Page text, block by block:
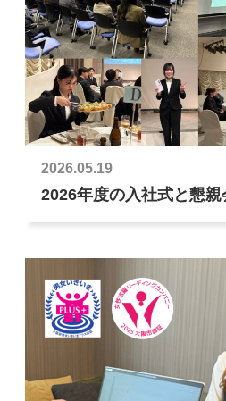
2026.05.19
2026年度の入社式と懇親